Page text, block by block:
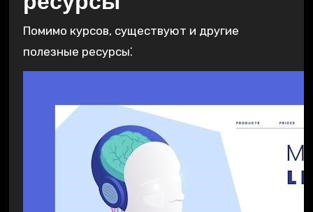
Помимо курсов, существуют и другие
полезные ресурсы⁚